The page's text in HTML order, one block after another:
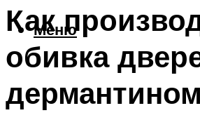
Меню
Как
обивка